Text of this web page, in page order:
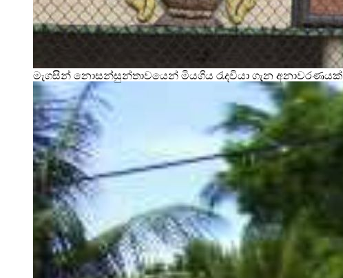
මැගසින් නොසන්සුන්තාවයෙන් මියගිය රැදවියා ගැන අනාවරණයක්